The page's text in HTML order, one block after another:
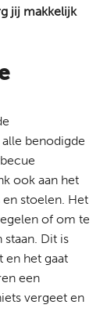
jij makkelijk
alle benodigde
ook aan het
stoelen. Het
of om te
Dit is
en het gaat
een
vergeet en